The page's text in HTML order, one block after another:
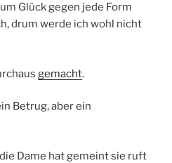
Glück gegen jede Form
drum werde ich wohl nicht
gemacht.
Betrug, aber ein
Dame hat gemeint sie ruft